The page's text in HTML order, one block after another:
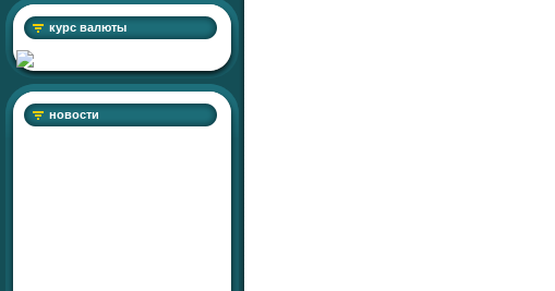
курс валюты
новости